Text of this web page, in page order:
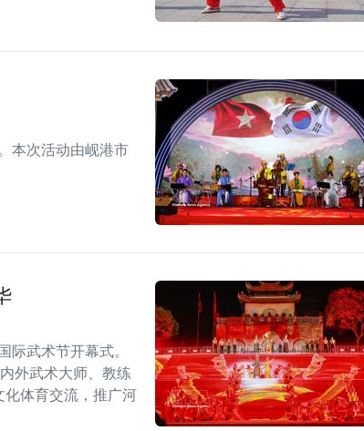
本次活动由岘港市
武术节开幕式。
外武术大师、教练
化体育交流，推广河